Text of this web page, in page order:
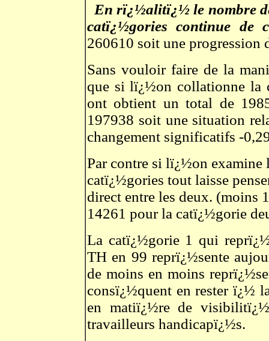
En rï¿½alitï¿½ le nombre
catï¿½gories continue de
260610 soit une progression
Sans vouloir faire de la
que si lï¿½on collationne la
ont obtient un total de
197938 soit une situation
changement significatifs -
Par contre si lï¿½on
catï¿½gories tout laisse
direct entre les deux. (moins
14261 pour la catï¿½gorie
La catï¿½gorie 1 qui
TH en 99 reprï¿½sente
de moins en moins
consï¿½quent en rester ï¿½
en matiï¿½re de
travailleurs handicapï¿½s.